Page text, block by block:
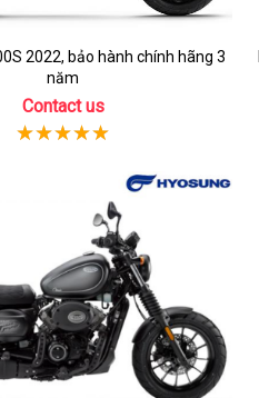
2022, bảo hành chính hãng 3
năm
Contact us